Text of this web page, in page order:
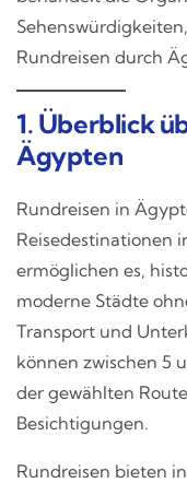
Rundreisen durch
1. Überblick
Ägypten
Rundreisen in
Reisedestinationen
ermöglichen es,
moderne Städte
Transport und
können zwischen 5
der gewählten
Besichtigungen.
Rundreisen bieten